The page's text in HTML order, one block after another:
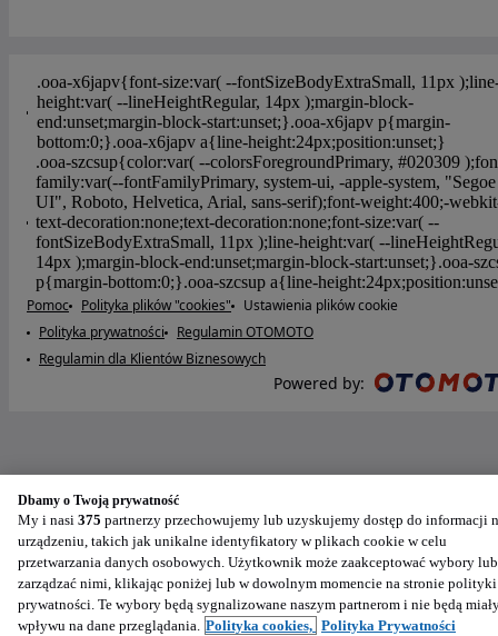
Pomoc Polityka plików "cookies"
Ustawienia plików cookie
Polityka prywatności
Regulamin OTOMOTO
Regulamin dla Klientów Biznesowych
Powered by:
Dbamy o Twoją prywatność
My i nasi 375 partnerzy przechowujemy lub uzyskujemy dostęp do informacji
urządzeniu, takich jak unikalne identyfikatory w plikach cookie w celu
przetwarzania danych osobowych. Użytkownik może zaakceptować wybory lub
zarządzać nimi, klikając poniżej lub w dowolnym momencie na stronie polityki
prywatności. Te wybory będą sygnalizowane naszym partnerom i nie będą
wpływu na dane przeglądania. Polityka cookies, Polityka Prywatności